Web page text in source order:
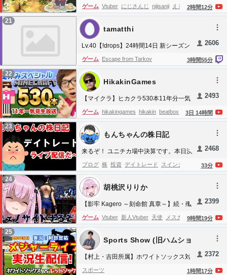
イン SAOEoA デスゲーム ベリーハード ゴ
エモン ほの暮しの庭
ラー ホラゲー
ローライフ 生活シミュレーション
村
ーライフ継続中※ネタバレあり【にじさ
んじ/える】
2時間12分
ゲーム Vtuber にじさんじ nijisanji える
elu ライブ
ニメ anime game ショート
初心者 アップデート アプデ 探索 えるえ
る 新人 ぽっぷんぱーらー
21
Lv.40【!drops】24時間14日 新シーズン
最前線攻略TV w/nairusan
tamatthi
3時間55分
2606
ゲーム Escape from Tarkov
22
【マイクラ】ヒカクラ530本11年分一気
見夏休み生配信！【マインクラフト
Minecraft】
HikakinGames
3日 14時間
2493
ゲーム hikakingames hikakin beatbox
game
ヒカキンゲームズ ひかきん ひかきんげーむ
ず ビートボックス ボイパ ゲーム実況 実況
プレイ 実況 youtube youtuber ユーチュー
バー ゆーちゅーぶ ユーチューブ スマホ ス
マホゲー PCゲー PC マインクラフト
クラ minecrfat ヒカクラ part1 生放送 生配
23
来るぞ！ ユニチカ場中決算です。本日決
算３３０件。8/6 (木) 株ライブトレー
ド・前場
もんちゃんの株日記
33分
2468
ブログ 株 投資 デイトレード スイングトレ
ード
ズ IPO 先物 株式市場
24
【影牢 Kagero ～刻命館 真章～】続・殲
滅ジェノサイドエンドめざすぞ！！11話
～【胡桃沢りりか】
胡桃沢りりか
9時間19分
2399
ゲーム Vtuber 新人Vtuber 天使 メスガキ
ピンク髪
デレ 病みかわ 胡桃沢りりか 胡桃澤りりか
女性 Youtuber 耐久 エンターテイメント ヴ
ァーチャルyoutuber ロックマン
25
【村上・吉田所属】ホワイトソックス対
レッドソックス 8/6【野球ラジオ調実
Sports Show (旧ハムショ
1時間17分
2372
スポーツ